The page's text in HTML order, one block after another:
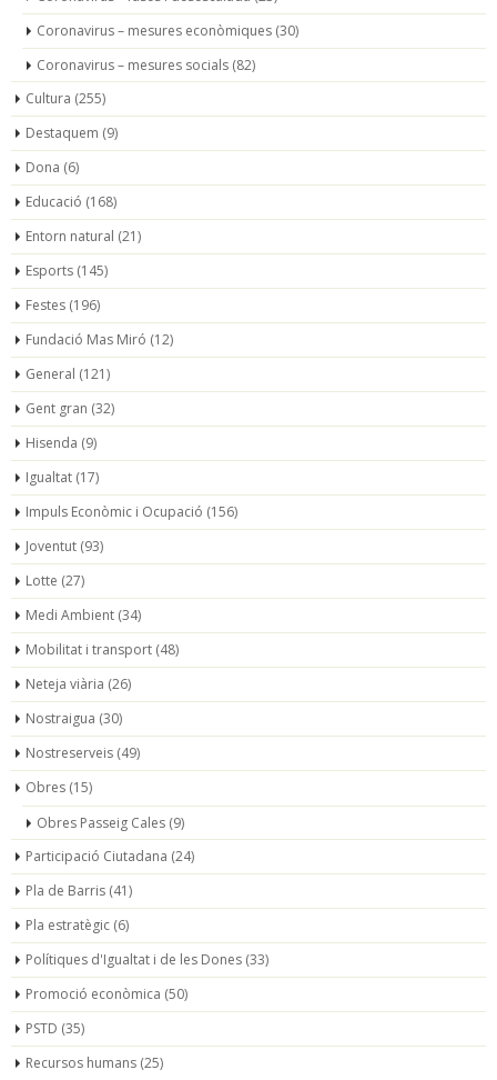
Coronavirus – mesures econòmiques (30)
Coronavirus – mesures socials (82)
Cultura (255)
Destaquem (9)
Dona (6)
Educació (168)
Entorn natural (21)
Esports (145)
Festes (196)
Fundació Mas Miró (12)
General (121)
Gent gran (32)
Hisenda (9)
Igualtat (17)
Impuls Econòmic i Ocupació (156)
Joventut (93)
Lotte (27)
Medi Ambient (34)
Mobilitat i transport (48)
Neteja viària (26)
Nostraigua (30)
Nostreserveis (49)
Obres (15)
Obres Passeig Cales (9)
Participació Ciutadana (24)
Pla de Barris (41)
Pla estratègic (6)
Polítiques d'Igualtat i de les Dones (33)
Promoció econòmica (50)
PSTD (35)
Recursos humans (25)